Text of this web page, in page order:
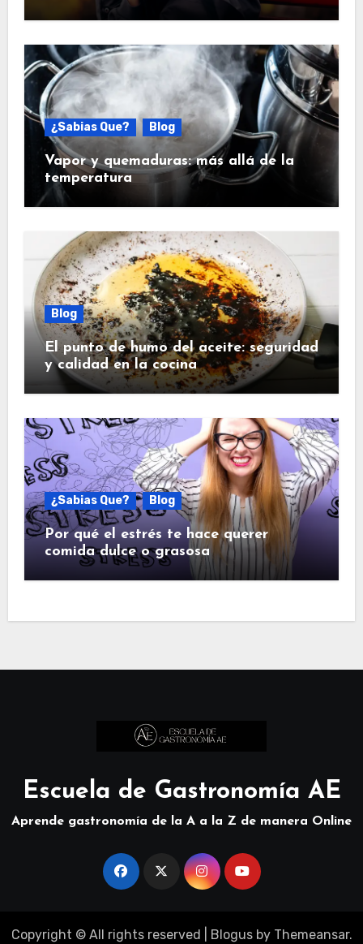
¿Sabias Que? Blog
Vapor y quemaduras: más allá de la
temperatura
Blog
El punto de humo del aceite: seguridad
y calidad en la cocina
¿Sabias Que? Blog
Por qué el estrés te hace querer
comida dulce o grasosa
Escuela de Gastronomía AE
Aprende gastronomía de la A a la Z de manera Online
Copyright © All rights reserved Blogusby Themeansar.